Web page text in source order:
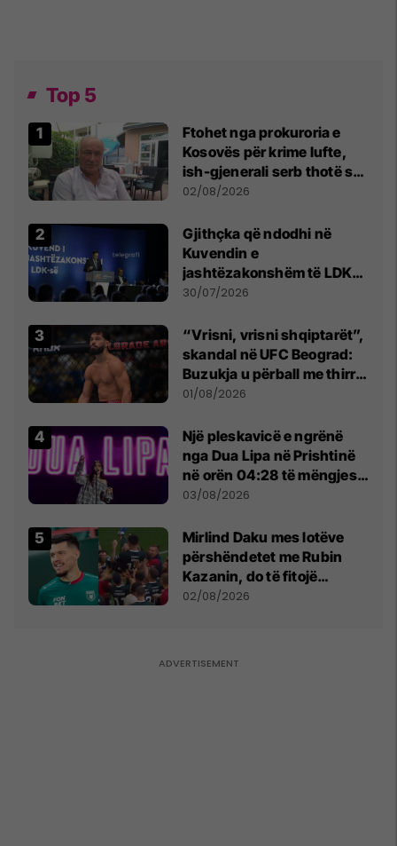
Top 5
Ftohet nga prokuroria e
Kosovës për krime lufte,
ish-gjenerali serb thotë se
dikush e tradhtoi në
02/08/2026
Gjithçka që ndodhi në
Kuvendin e
jashtëzakonshëm të LDK-
së
30/07/2026
“Vrisni, vrisni shqiptarët”,
skandal në UFC Beograd:
Buzukja u përball me thirrje
anti-shqiptare nga
01/08/2026
Një pleskavicë e ngrënë
nga Dua Lipa në Prishtinë
në orën 04:28 të mëngjesit
- dhe bota digjitale serbe
03/08/2026
Mirlind Daku mes lotëve
përshëndetet me Rubin
Kazanin, do të fitojë
miliona te Spartak Moska
02/08/2026